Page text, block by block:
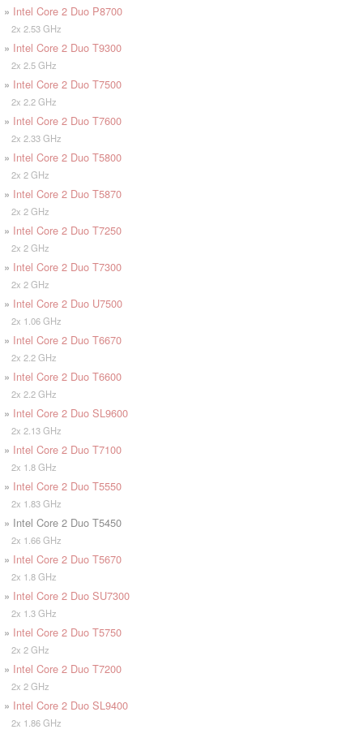
» Intel Core 2 Duo P8700
2x 2.53 GHz
» Intel Core 2 Duo T9300
2x 2.5 GHz
» Intel Core 2 Duo T7500
2x 2.2 GHz
» Intel Core 2 Duo T7600
2x 2.33 GHz
» Intel Core 2 Duo T5800
2x 2 GHz
» Intel Core 2 Duo T5870
2x 2 GHz
» Intel Core 2 Duo T7250
2x 2 GHz
» Intel Core 2 Duo T7300
2x 2 GHz
» Intel Core 2 Duo U7500
2x 1.06 GHz
» Intel Core 2 Duo T6670
2x 2.2 GHz
» Intel Core 2 Duo T6600
2x 2.2 GHz
» Intel Core 2 Duo SL9600
2x 2.13 GHz
» Intel Core 2 Duo T7100
2x 1.8 GHz
» Intel Core 2 Duo T5550
2x 1.83 GHz
» Intel Core 2 Duo T5450
2x 1.66 GHz
» Intel Core 2 Duo T5670
2x 1.8 GHz
» Intel Core 2 Duo SU7300
2x 1.3 GHz
» Intel Core 2 Duo T5750
2x 2 GHz
» Intel Core 2 Duo T7200
2x 2 GHz
» Intel Core 2 Duo SL9400
2x 1.86 GHz